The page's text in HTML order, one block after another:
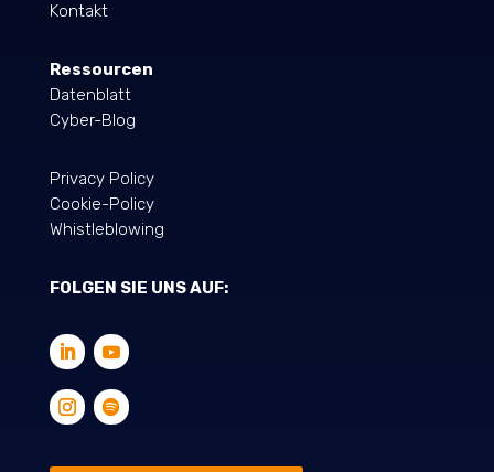
Kontakt
Ressourcen
Datenblatt
Cyber-Blog
Privacy Policy
Cookie-Policy
Whistleblowing
FOLGEN SIE UNS AUF: